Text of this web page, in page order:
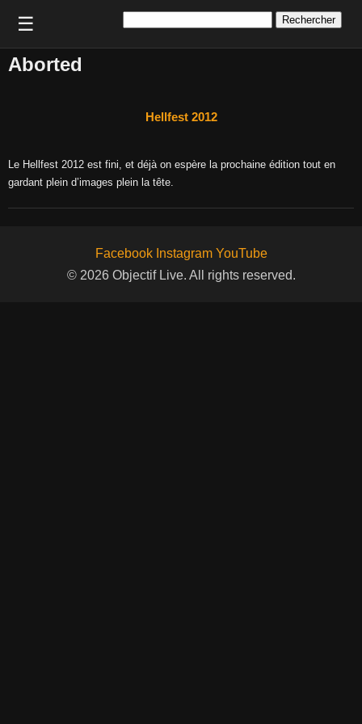
☰
Aborted
Hellfest 2012
Le Hellfest 2012 est fini, et déjà on espère la prochaine édition tout en
gardant plein d’images plein la tête.
Facebook Instagram YouTube
© 2026 Objectif Live. All rights reserved.